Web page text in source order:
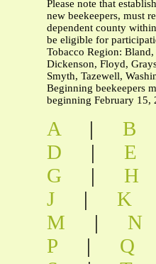
Please note that
new beekeepers, must
dependent county
be eligible for
Tobacco Region:
Dickenson, Floyd,
Smyth, Tazewell,
Beginning beekeepers
beginning February 15,
A | B
D
| E
G
| H
J
| K
M
| N
P
| Q